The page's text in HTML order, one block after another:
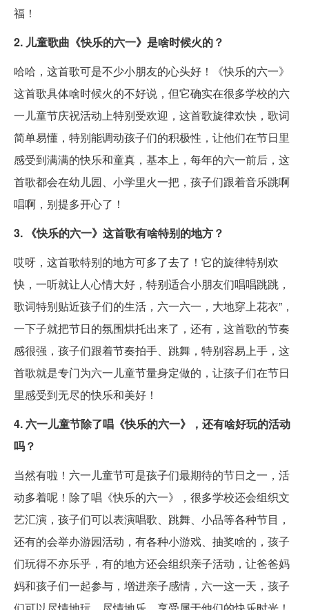
福！
2. 儿童歌曲《快乐的六一》是啥时候火的？
哈哈，这首歌可是不少小朋友的心头好！《快乐的六一》
这首歌具体啥时候火的不好说，但它确实在很多学校的六
一儿童节庆祝活动上特别受欢迎，这首歌旋律欢快，歌词
简单易懂，特别能调动孩子们的积极性，让他们在节日里
感受到满满的快乐和童真，基本上，每年的六一前后，这
首歌都会在幼儿园、小学里火一把，孩子们跟着音乐跳啊
唱啊，别提多开心了！
3. 《快乐的六一》这首歌有啥特别的地方？
哎呀，这首歌特别的地方可多了去了！它的旋律特别欢
快，一听就让人心情大好，特别适合小朋友们唱唱跳跳，
歌词特别贴近孩子们的生活，六一六一，大地穿上花衣”，
一下子就把节日的氛围烘托出来了，还有，这首歌的节奏
感很强，孩子们跟着节奏拍手、跳舞，特别容易上手，这
首歌就是专门为六一儿童节量身定做的，让孩子们在节日
里感受到无尽的快乐和美好！
4. 六一儿童节除了唱《快乐的六一》，还有啥好玩的活动
吗？
当然有啦！六一儿童节可是孩子们最期待的节日之一，活
动多着呢！除了唱《快乐的六一》，很多学校还会组织文
艺汇演，孩子们可以表演唱歌、跳舞、小品等各种节目，
还有的会举办游园活动，有各种小游戏、抽奖啥的，孩子
们玩得不亦乐乎，有的地方还会组织亲子活动，让爸爸妈
妈和孩子们一起参与，增进亲子感情，六一这一天，孩子